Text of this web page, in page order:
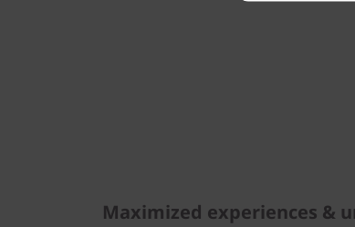
Maximized experiences &